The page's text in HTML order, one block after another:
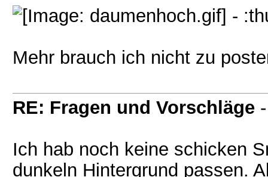
-
Mehr brauch ich nicht zu
RE: Fragen und Vorschläge
Ich hab noch keine schicken
dunkeln Hintergrund passen.